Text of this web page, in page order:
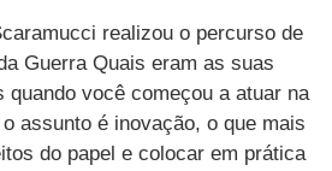
realizou o percurso de
Guerra Quais eram as suas
quando você começou a atuar na
assunto é inovação, o que mais
do papel e colocar em prática